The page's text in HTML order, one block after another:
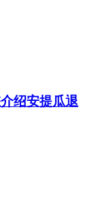
绍安提瓜退